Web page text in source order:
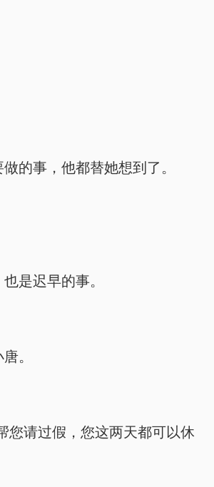
的事，他都替她想到了。
是迟早的事。
。
您请过假，您这两天都可以休